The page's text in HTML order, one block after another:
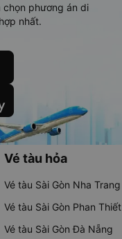
chọn phương án di
nhất.
Vé tàu hỏa
Vé tàu Sài Gòn Nha Trang
Vé tàu Sài Gòn Phan Thiết
Vé tàu Sài Gòn Đà Nẵng